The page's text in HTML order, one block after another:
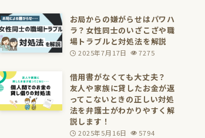
お局からの嫌がらせはパワハ
ラ？女性同士のいざこざや職
場トラブルと対処法を解説
2025年7月17日 7275
借用書がなくても大丈夫？
友人や家族に貸したお金が返
ってこないときの正しい対処
法を弁護士がわかりやすく解
説します！
2025年5月16日 5794